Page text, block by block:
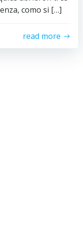
como si […]
read more